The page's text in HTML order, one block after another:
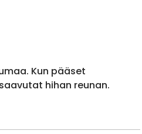
Kun pääset
hihan reunan.